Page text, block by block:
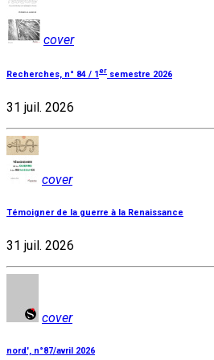
cover
Recherches, n° 84 / 1 er semestre 2026
31 juil. 2026
cover
Témoigner de la guerre à la Renaissance
31 juil. 2026
cover
nord', n°87/avril 2026